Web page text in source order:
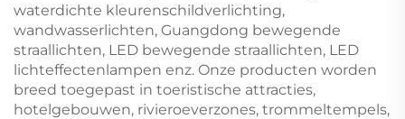
waterdichte kleurenschildverlichting,
wandwasserlichten, Guangdong bewegende
straallichten, LED bewegende straallichten, LED
lichteffectenlampen enz. Onze producten worden
breed toegepast in toeristische attracties,
hotelgebouwen, rivieroeverzones, trommeltempels,